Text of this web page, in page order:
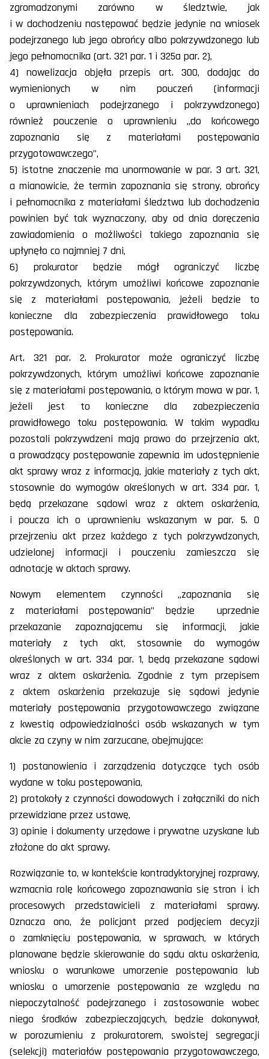
zgromadzonymi zarówno w śledztwie, jak
i w dochodzeniu następować będzie jedynie na wniosek
podejrzanego lub jego obrońcy albo pokrzywdzonego lub
jego pełnomocnika (art. 321 par. 1 i 325a par. 2),
4) nowelizacja objęła przepis art. 300, dodając do
wymienionych w nim pouczeń (informacji
o uprawnieniach podejrzanego i pokrzywdzonego)
również pouczenie o uprawnieniu „do końcowego
zapoznania się z materiałami postępowania
przygotowawczego”,
5) istotne znaczenie ma unormowanie w par. 3 art. 321,
a mianowicie, że termin zapoznania się strony, obrońcy
i pełnomocnika z materiałami śledztwa lub dochodzenia
powinien być tak wyznaczony, aby od dnia doręczenia
zawiadomienia o możliwości takiego zapoznania się
upłynęło co najmniej 7 dni,
6) prokurator będzie mógł ograniczyć liczbę
pokrzywdzonych, którym umożliwi końcowe zapoznanie
się z materiałami postępowania, jeżeli będzie to
konieczne dla zabezpieczenia prawidłowego toku
postępowania.
Art. 321 par. 2. Prokurator może ograniczyć liczbę
pokrzywdzonych, którym umożliwi końcowe zapoznanie
się z materiałami postępowania, o którym mowa w par. 1,
jeżeli jest to konieczne dla zabezpieczenia
prawidłowego toku postępowania. W takim wypadku
pozostali pokrzywdzeni mają prawo do przejrzenia akt,
a prowadzący postępowanie zapewnia im udostępnienie
akt sprawy wraz z informacją, jakie materiały z tych akt,
stosownie do wymogów określonych w art. 334 par. 1,
będą przekazane sądowi wraz z aktem oskarżenia,
i poucza ich o uprawnieniu wskazanym w par. 5. O
przejrzeniu akt przez każdego z tych pokrzywdzonych,
udzielonej informacji i pouczeniu zamieszcza się
adnotację w aktach sprawy.
Nowym elementem czynności „zapoznania się
z materiałami postępowania” będzie uprzednie
przekazanie zapoznającemu się informacji, jakie
materiały z tych akt, stosownie do wymogów
określonych w art. 334 par. 1, będą przekazane sądowi
wraz z aktem oskarżenia. Zgodnie z tym przepisem
z aktem oskarżenia przekazuje się sądowi jedynie
materiały postępowania przygotowawczego związane
z kwestią odpowiedzialności osób wskazanych w tym
akcie za czyny w nim zarzucane, obejmujące:
1) postanowienia i zarządzenia dotyczące tych osób
wydane w toku postępowania,
2) protokoły z czynności dowodowych i załączniki do nich
przewidziane przez ustawę,
3) opinie i dokumenty urzędowe i prywatne uzyskane lub
złożone do akt sprawy.
Rozwiązanie to, w kontekście kontradyktoryjnej rozprawy,
wzmacnia rolę końcowego zapoznawania się stron i ich
procesowych przedstawicieli z materiałami sprawy.
Oznacza ono, że policjant przed podjęciem decyzji
o zamknięciu postępowania, w sprawach, w których
planowane będzie skierowanie do sądu aktu oskarżenia,
wniosku o warunkowe umorzenie postępowania lub
wniosku o umorzenie postępowania ze względu na
niepoczytalność podejrzanego i zastosowanie wobec
niego środków zabezpieczających, będzie dokonywał,
w porozumieniu z prokuratorem, swoistej segregacji
(selekcji) materiałów postępowania przygotowawczego,